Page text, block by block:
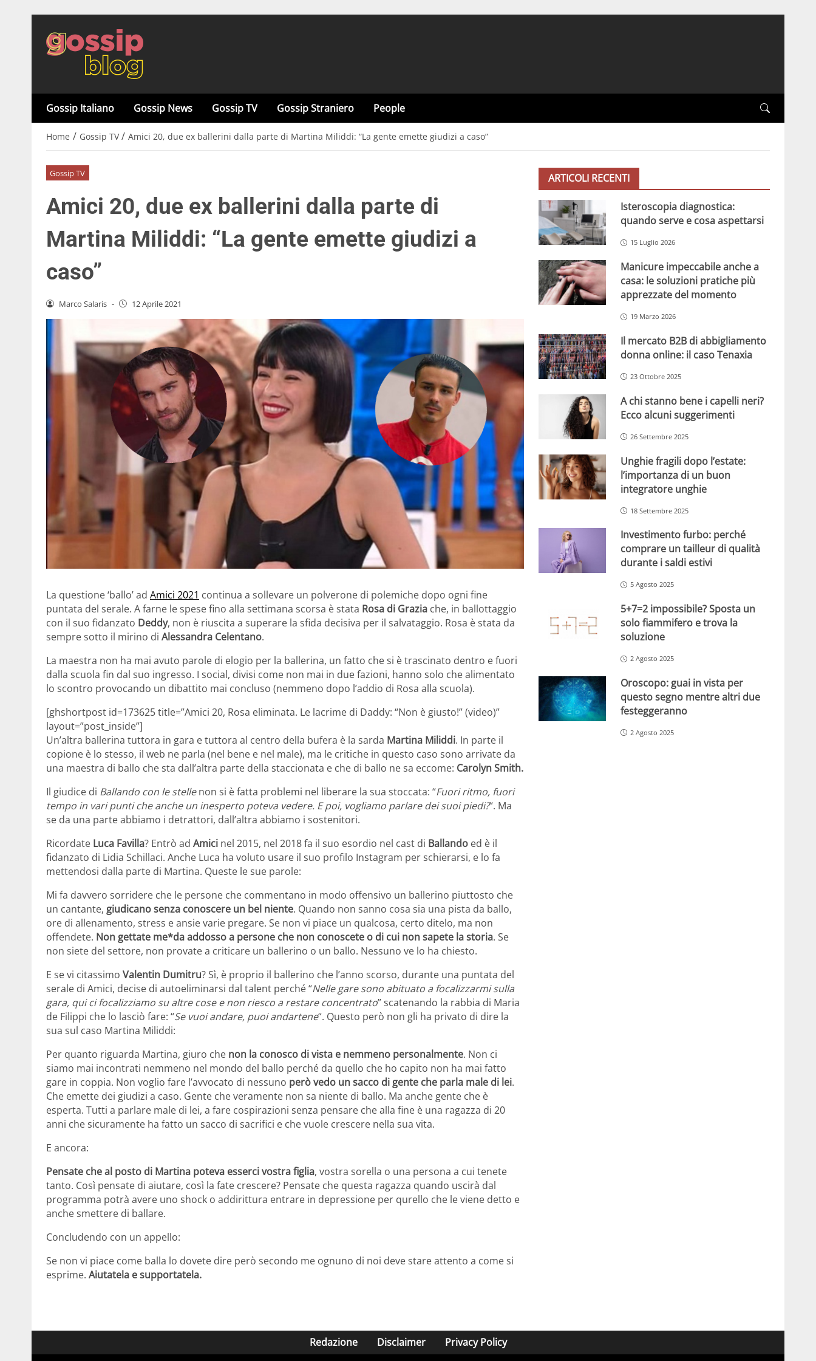
Gossip Italiano Gossip News Gossip TV Gossip Straniero People
Home / Gossip TV / Amici 20, due ex ballerini dalla parte di Martina Miliddi: “La gente emette giudizi a caso”
Gossip TV
Amici 20, due ex ballerini dalla parte di
Martina Miliddi: “La gente emette giudizi a
caso”
Marco Salaris - 12 Aprile 2021
La questione ‘ballo’ ad Amici 2021 continua a sollevare un polverone di polemiche dopo ogni fine
puntata del serale. A farne le spese fino alla settimana scorsa è stata Rosa di Grazia che, in ballottaggio
con il suo fidanzato Deddy, non è riuscita a superare la sfida decisiva per il salvataggio. Rosa è stata da
sempre sotto il mirino di Alessandra Celentano.
La maestra non ha mai avuto parole di elogio per la ballerina, un fatto che si è trascinato dentro e fuori
dalla scuola fin dal suo ingresso. I social, divisi come non mai in due fazioni, hanno solo che alimentato
lo scontro provocando un dibattito mai concluso (nemmeno dopo l’addio di Rosa alla scuola).
[ghshortpost id=173625 title=”Amici 20, Rosa eliminata. Le lacrime di Daddy: “Non è giusto!” (video)”
layout=”post_inside”]
Un’altra ballerina tuttora in gara e tuttora al centro della bufera è la sarda Martina Miliddi. In parte il
copione è lo stesso, il web ne parla (nel bene e nel male), ma le critiche in questo caso sono arrivate da
una maestra di ballo che sta dall’altra parte della staccionata e che di ballo ne sa eccome: Carolyn Smith.
Il giudice di Ballando con le stellenon si è fatta problemi nel liberare la sua stoccata: “Fuori ritmo, fuori
tempo in vari punti che anche un inesperto poteva vedere. E poi, vogliamo parlare dei suoi piedi?“. Ma
se da una parte abbiamo i detrattori, dall’altra abbiamo i sostenitori.
Ricordate Luca Favilla? Entrò ad Amici nel 2015, nel 2018 fa il suo esordio nel cast di Ballando ed è il
fidanzato di Lidia Schillaci. Anche Luca ha voluto usare il suo profilo Instagram per schierarsi, e lo fa
mettendosi dalla parte di Martina. Queste le sue parole:
Mi fa davvero sorridere che le persone che commentano in modo offensivo un ballerino piuttosto che
un cantante, giudicano senza conoscere un bel niente. Quando non sanno cosa sia una pista da ballo,
ore di allenamento, stress e ansie varie pregare. Se non vi piace un qualcosa, certo ditelo, ma non
offendete. Non gettate me*da addosso a persone che non conoscete o di cui non sapete la storia. Se
non siete del settore, non provate a criticare un ballerino o un ballo. Nessuno ve lo ha chiesto.
E se vi citassimo Valentin Dumitru? Sì, è proprio il ballerino che l’anno scorso, durante una puntata del
serale di Amici, decise di autoeliminarsi dal talent perché “Nelle gare sono abituato a focalizzarmi sulla
gara, qui ci focalizziamo su altre cose e non riesco a restare concentrato” scatenando la rabbia di Maria
de Filippi che lo lasciò fare: “Se vuoi andare, puoi andartene“. Questo però non gli ha privato di dire la
sua sul caso Martina Miliddi:
Per quanto riguarda Martina, giuro che non la conosco di vista e nemmeno personalmente. Non ci
siamo mai incontrati nemmeno nel mondo del ballo perché da quello che ho capito non ha mai fatto
gare in coppia. Non voglio fare l’avvocato di nessuno però vedo un sacco di gente che parla male di lei.
Che emette dei giudizi a caso. Gente che veramente non sa niente di ballo. Ma anche gente che è
esperta. Tutti a parlare male di lei, a fare cospirazioni senza pensare che alla fine è una ragazza di 20
anni che sicuramente ha fatto un sacco di sacrifici e che vuole crescere nella sua vita.
E ancora:
Pensate che al posto di Martina poteva esserci vostra figlia, vostra sorella o una persona a cui tenete
tanto. Così pensate di aiutare, così la fate crescere? Pensate che questa ragazza quando uscirà dal
programma potrà avere uno shock o addirittura entrare in depressione per qurello che le viene detto e
anche smettere di ballare.
Concludendo con un appello:
Se non vi piace come balla lo dovete dire però secondo me ognuno di noi deve stare attento a come si
esprime. Aiutatela e supportatela.
ARTICOLI RECENTI
Isteroscopia diagnostica:
quando serve e cosa aspettarsi
15 Luglio 2026
Manicure impeccabile anche a
casa: le soluzioni pratiche più
apprezzate del momento
19 Marzo 2026
Il mercato B2B di abbigliamento
donna online: il caso Tenaxia
23 Ottobre 2025
A chi stanno bene i capelli neri?
Ecco alcuni suggerimenti
26 Settembre 2025
Unghie fragili dopo l’estate:
l’importanza di un buon
integratore unghie
18 Settembre 2025
Investimento furbo: perché
comprare un tailleur di qualità
durante i saldi estivi
5 Agosto 2025
5+7=2 impossibile? Sposta un
solo fiammifero e trova la
soluzione
2 Agosto 2025
Oroscopo: guai in vista per
questo segno mentre altri due
festeggeranno
2 Agosto 2025
Redazione Disclaimer Privacy Policy